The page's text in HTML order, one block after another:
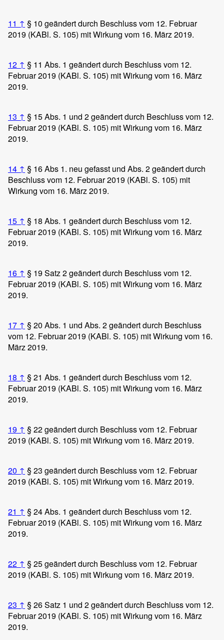
11 ↑ § 10 geändert durch Beschluss vom 12. Februar
2019 (KABl. S. 105) mit Wirkung vom 16. März 2019.
12 ↑ § 11 Abs. 1 geändert durch Beschluss vom 12.
Februar 2019 (KABl. S. 105) mit Wirkung vom 16. März
2019.
13 ↑ § 15 Abs. 1 und 2 geändert durch Beschluss vom 12.
Februar 2019 (KABl. S. 105) mit Wirkung vom 16. März
2019.
14 ↑ § 16 Abs 1. neu gefasst und Abs. 2 geändert durch
Beschluss vom 12. Februar 2019 (KABl. S. 105) mit
Wirkung vom 16. März 2019.
15 ↑ § 18 Abs. 1 geändert durch Beschluss vom 12.
Februar 2019 (KABl. S. 105) mit Wirkung vom 16. März
2019.
16 ↑ § 19 Satz 2 geändert durch Beschluss vom 12.
Februar 2019 (KABl. S. 105) mit Wirkung vom 16. März
2019.
17 ↑ § 20 Abs. 1 und Abs. 2 geändert durch Beschluss
vom 12. Februar 2019 (KABl. S. 105) mit Wirkung vom 16.
März 2019.
18 ↑ § 21 Abs. 1 geändert durch Beschluss vom 12.
Februar 2019 (KABl. S. 105) mit Wirkung vom 16. März
2019.
19 ↑ § 22 geändert durch Beschluss vom 12. Februar
2019 (KABl. S. 105) mit Wirkung vom 16. März 2019.
20 ↑ § 23 geändert durch Beschluss vom 12. Februar
2019 (KABl. S. 105) mit Wirkung vom 16. März 2019.
21 ↑ § 24 Abs. 1 geändert durch Beschluss vom 12.
Februar 2019 (KABl. S. 105) mit Wirkung vom 16. März
2019.
22 ↑ § 25 geändert durch Beschluss vom 12. Februar
2019 (KABl. S. 105) mit Wirkung vom 16. März 2019.
23 ↑ § 26 Satz 1 und 2 geändert durch Beschluss vom 12.
Februar 2019 (KABl. S. 105) mit Wirkung vom 16. März
2019.